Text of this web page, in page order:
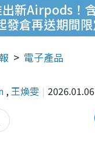
新Airpods！
發倉再送期間
電子產品
,王煥雯 2026.01.06